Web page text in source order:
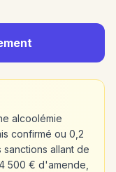
alcoolémie
confirmé ou 0,2
allant de
500 € d'amende,